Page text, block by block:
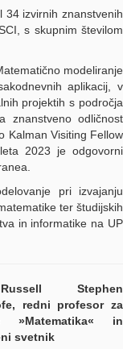
34 izvirnih znanstvenih
s skupnim številom
modeliranje
aplikacij, v
projektih s področja
znanstveno odličnost
Kalman Visiting Fellow
2023 je odgovorni
pri izvajanju
ter študijskih
in informatike na UP
Stephen
redni profesor za
»Matematika« in
svetnik